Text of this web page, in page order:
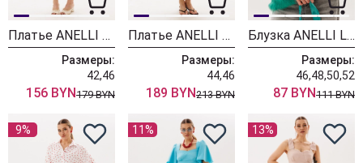
Платье ANELLI LAUREL 1867 лантановый
Размеры:
42,46
156 BYN179 BYN
Платье ANELLI LAUREL 1866 грин сан
Размеры:
44,46
189 BYN213 BYN
Блузка ANELLI LAUREL 1653 бирюзовое кружево
Размеры:
46,48,50,52
87 BYN111 BYN
9% 11% 13%